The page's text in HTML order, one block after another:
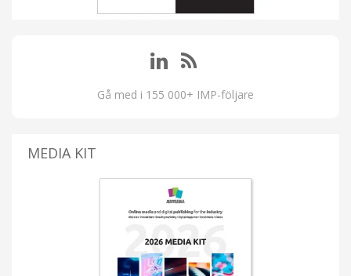
Gå med i 155 000+ IMP-följare
MEDIA KIT